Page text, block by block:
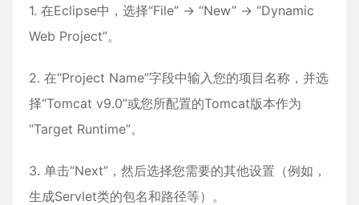
1. 在Eclipse中，选择“File” -> “New” -> “Dynamic
Web Project”。
2. 在“Project Name”字段中输入您的项目名称，并选
择“Tomcat v9.0”或您所配置的Tomcat版本作为
“Target Runtime”。
3. 单击“Next”，然后选择您需要的其他设置（例如，
生成Servlet类的包名和路径等）。